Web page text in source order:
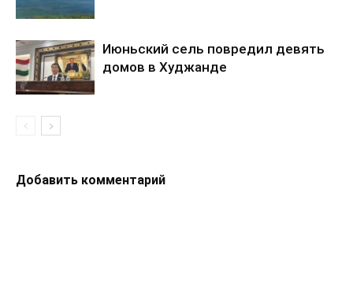
Июньский сель повредил девять
домов в Худжанде
Добавить комментарий